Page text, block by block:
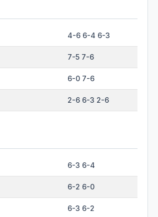
4-6 6-4 6-3
7-5 7-6
6-0 7-6
2-6 6-3 2-6
6-3 6-4
6-2 6-0
6-3 6-2